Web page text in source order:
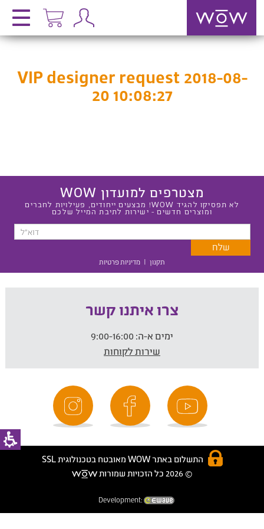
VIP designer request 2018-08-
20 10:08:27
מצטרפים למועדון WOW
לא תפסיקו להגיד WOW! מבצעים ייחודים, פעילויות לחברים
ומוצרים חדשים - ישירות לתיבת המייל שלכם
תקנון | מדיניות פרטיות
צרו איתנו קשר
ימים א-ה:
שירות לקוחות
התשלום באתר WOW מאובטח בטכנולוגית SSL
© 2026 כל הזכויות שמורות
Development: